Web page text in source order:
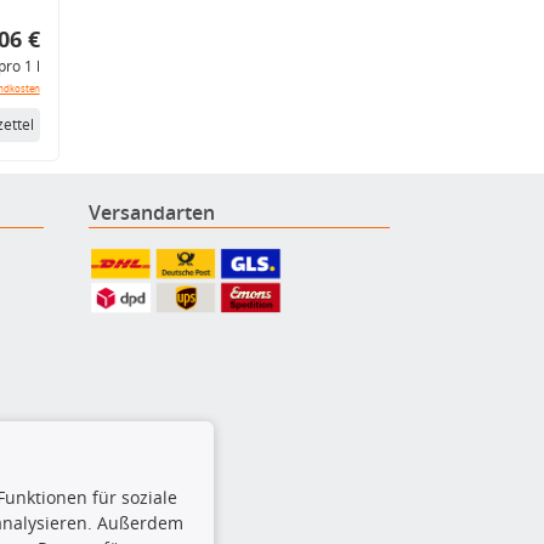
€
1 l
Versandarten
für soziale
Außerdem